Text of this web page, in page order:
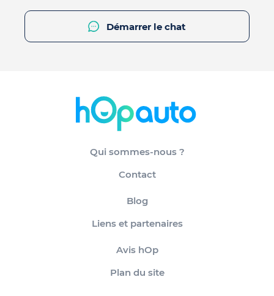
Démarrer le chat
Qui sommes-nous ?
Contact
Blog
Liens et partenaires
Avis hOp
Plan du site